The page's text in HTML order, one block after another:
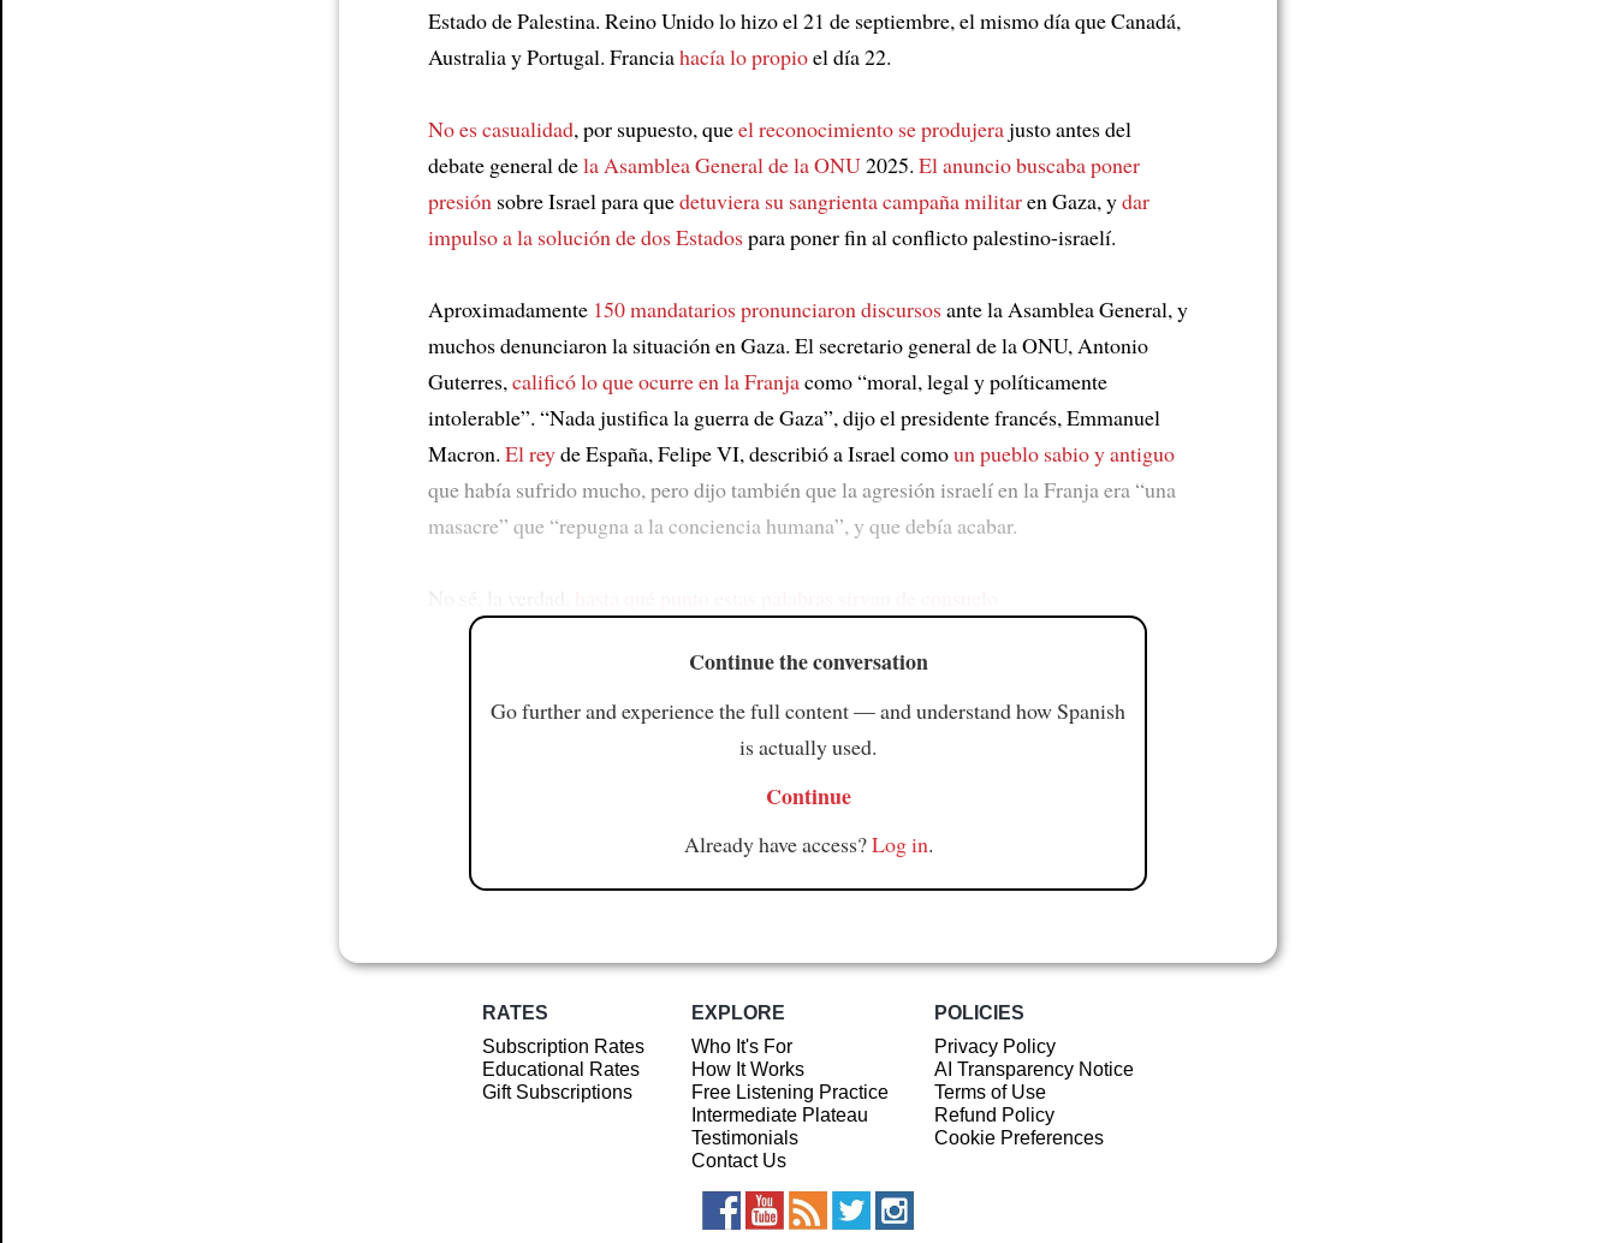
Estado de Palestina. Reino Unido lo hizo el 21 de septiembre, el mismo día que Canadá,
Australia y Portugal. Franciahacía lo propioel día 22.
No es casualidad, por supuesto, queel reconocimiento se produjerajusto antes del
debate general dela Asamblea General de la ONU2025. El anuncio buscaba poner
presión sobre Israel para quedetuviera su sangrienta campaña militaren Gaza, ydar
impulso a la solución de dos Estadospara poner fin al conflicto palestino-israelí.
Aproximadamente 150 mandatarios pronunciaron discursosante la Asamblea General, y
muchos denunciaron la situación en Gaza. El secretario general de la ONU, Antonio
Guterres, calificó lo que ocurre en la Franjacomo “moral, legal y políticamente
intolerable”. “Nada justifica la guerra de Gaza”, dijo el presidente francés, Emmanuel
Macron. El reyde España, Felipe VI, describió a Israel comoun pueblo sabio y antiguo
que había sufrido mucho, pero dijo también que la agresión israelí en la Franja era “una
masacre” que “repugna a la conciencia humana”, y que debía acabar.
Continue the conversation
Go further and experience the full content — and understand how Spanish
is actually used.
Continue
Already have access?Log in.
RATES
Subscription Rates
Educational Rates
Gift Subscriptions
EXPLORE
Who It's For
How It Works
Free Listening Practice
Intermediate Plateau
Testimonials
Contact Us
POLICIES
Privacy Policy
AI Transparency Notice
Terms of Use
Refund Policy
Cookie Preferences